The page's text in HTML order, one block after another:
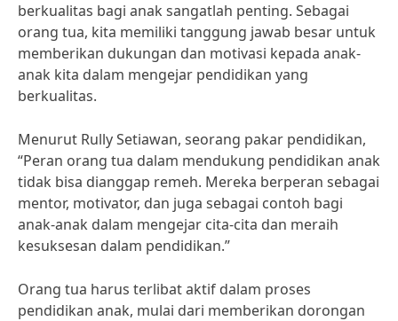
berkualitas bagi anak sangatlah penting. Sebagai
orang tua, kita memiliki tanggung jawab besar untuk
memberikan dukungan dan motivasi kepada anak-
anak kita dalam mengejar pendidikan yang
berkualitas.
Menurut Rully Setiawan, seorang pakar pendidikan,
“Peran orang tua dalam mendukung pendidikan anak
tidak bisa dianggap remeh. Mereka berperan sebagai
mentor, motivator, dan juga sebagai contoh bagi
anak-anak dalam mengejar cita-cita dan meraih
kesuksesan dalam pendidikan.”
Orang tua harus terlibat aktif dalam proses
pendidikan anak, mulai dari memberikan dorongan